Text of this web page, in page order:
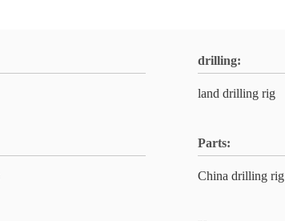
drilling:
land drilling rig
Parts:
China drilling rig